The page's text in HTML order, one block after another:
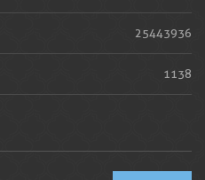
25443936
1138